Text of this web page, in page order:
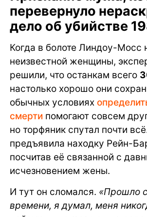
перевернуло
дело об убийстве
Когда в болоте Линдоу-Мосс
неизвестной женщины,
решили, что останкам всего
настолько хорошо они
обычных условиях
смерти помогают совсем
но торфяник спутал почти
предъявила находку Рейн-
посчитав её связанной с
исчезновением жены.
И тут он сломался. «Прошло
времени, я думал, меня